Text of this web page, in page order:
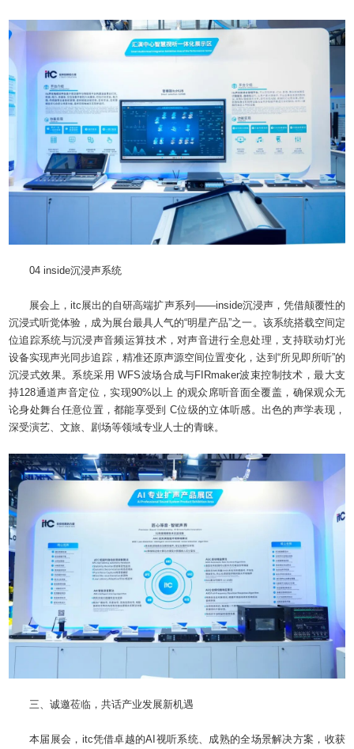
04 inside沉浸声系统
展会上，itc展出的自研高端扩声系列——inside沉浸声，凭借颠覆性的
沉浸式听觉体验，成为展台最具人气的“明星产品”之一。该系统搭载空间定
位追踪系统与沉浸声音频运算技术，对声音进行全息处理，支持联动灯光
设备实现声光同步追踪，精准还原声源空间位置变化，达到“所见即所听”的
沉浸式效果。系统采用 WFS波场合成与FIRmaker波束控制技术，最大支
持128通道声音定位，实现90%以上 的观众席听音面全覆盖，确保观众无
论身处舞台任意位置，都能享受到 C位级的立体听感。出色的声学表现，
深受演艺、文旅、剧场等领域专业人士的青睐。
三、诚邀莅临，共话产业发展新机遇
本届展会，itc凭借卓越的AI视听系统、成熟的全场景解决方案，收获